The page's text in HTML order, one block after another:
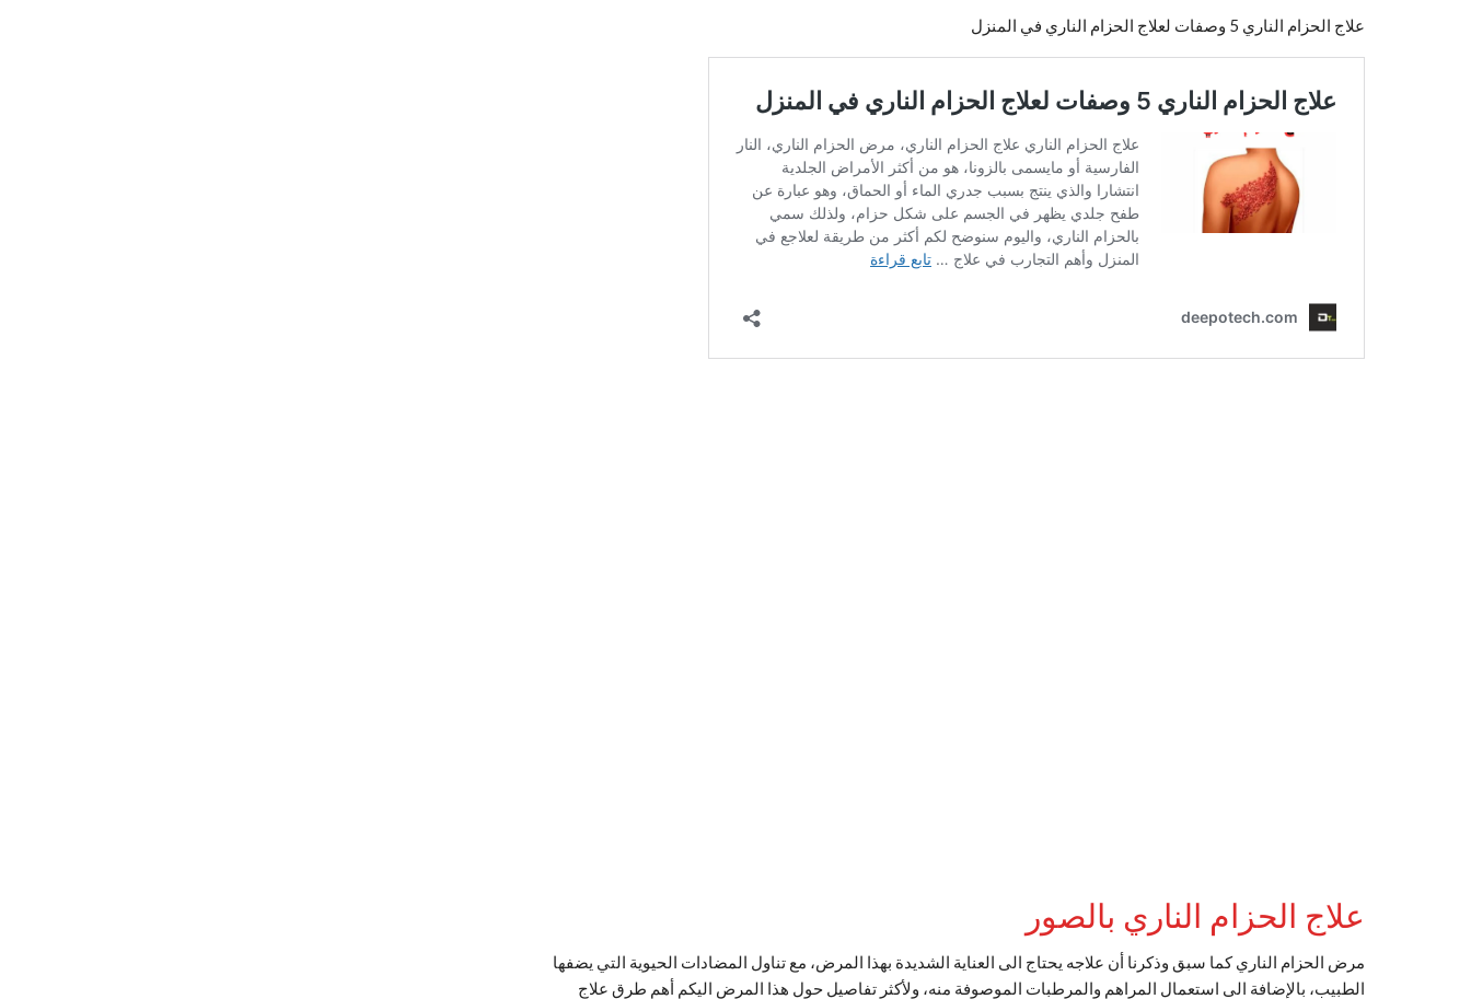
علاج الحزام الناري 5 وصفات لعلاج الحزام الناري في المنزل
علاج الحزام الناري بالصور
مرض الحزام الناري كما سبق وذكرنا أن علاجه يحتاج الى العناية الشديدة بهذا المرض، مع تناول المضادات الحيوية التي يضفها
الطبيب، بالإضافة الى استعمال المراهم والمرطبات الموصوفة منه، ولأكثر تفاصيل حول هذا المرض اليكم أهم طرق علاج